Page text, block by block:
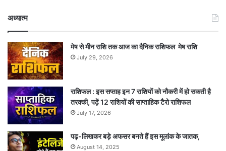
अध्यात्म
मेष से मीन राशि तक आज का दैनिक राशिफल मेष राशि
July 29, 2026
राशिफल : इस सप्ताह इन 7 राशियों को नौकरी में हो सकती है
तरक्की, पढ़ें 12 राशियों की साप्ताहिक टैरो राशिफल
July 17, 2026
पढ़-लिखकर बड़े अफसर बनते हैं इस मूलांक के जातक,
August 14, 2025